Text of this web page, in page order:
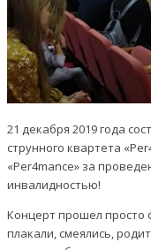
21 декабря 2019 года
струнного квартета
«Per4mance» за
инвалидностью!
Концерт прошел просто
плакали, смеялись,